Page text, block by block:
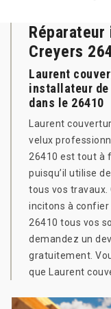
Creyers
Laurent
installateur de
dans le 26410
Laurent
velux
26410 est tout à
puisqu’il utilise
tous vos travaux.
incitons à confier
26410 tous vos
demandez un
gratuitement.
que Laurent